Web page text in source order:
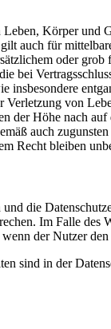
Körper und
auch für
oder
bei
insbesondere
von
der Höhe nach
auch
Recht bleiben
die
Im Falle des
der Nutzer
sind in der